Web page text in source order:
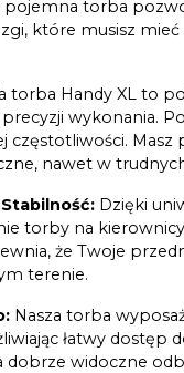
pojemna torba
które musisz
torba Handy XL to
wykonania.
Masz
nawet w
Dzięki
torby na
że Twoje
terenie.
Nasza torba
łatwy dostęp
widoczne